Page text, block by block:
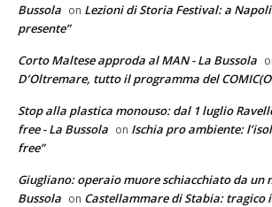
Bussola on Lezioni di Storia Festival: a
presente”
Corto Maltese approda al MAN - La Bussola
D’Oltremare, tutto il programma del
Stop alla plastica monouso: dal 1 luglio
free - La Bussola on Ischia pro ambiente:
free”
Giugliano: operaio muore schiacchiato da un
Bussola on Castellammare di Stabia: tragico